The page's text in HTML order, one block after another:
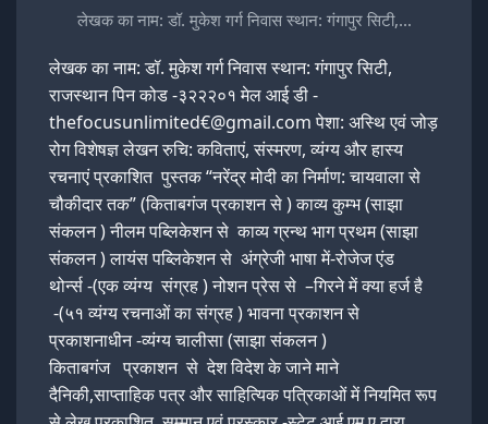
लेखक का नाम: डॉ. मुकेश गर्ग निवास स्थान: गंगापुर सिटी,…
लेखक का नाम: डॉ. मुकेश गर्ग निवास स्थान: गंगापुर सिटी,
राजस्थान पिन कोड -३२२२०१ मेल आई डी -
thefocusunlimited€@gmail.com पेशा: अस्थि एवं जोड़
रोग विशेषज्ञ लेखन रुचि: कविताएं, संस्मरण, व्यंग्य और हास्य
रचनाएं प्रकाशित पुस्तक “नरेंद्र मोदी का निर्माण: चायवाला से
चौकीदार तक” (किताबगंज प्रकाशन से ) काव्य कुम्भ (साझा
संकलन ) नीलम पब्लिकेशन से काव्य ग्रन्थ भाग प्रथम (साझा
संकलन ) लायंस पब्लिकेशन से अंग्रेजी भाषा में-रोजेज एंड
थोर्न्स -(एक व्यंग्य संग्रह ) नोशन प्रेस से –गिरने में क्या हर्ज है
-(५१ व्यंग्य रचनाओं का संग्रह ) भावना प्रकाशन से
प्रकाशनाधीन -व्यंग्य चालीसा (साझा संकलन )
किताबगंज प्रकाशन से देश विदेश के जाने माने
दैनिकी,साप्ताहिक पत्र और साहित्यिक पत्रिकाओं में नियमित रूप